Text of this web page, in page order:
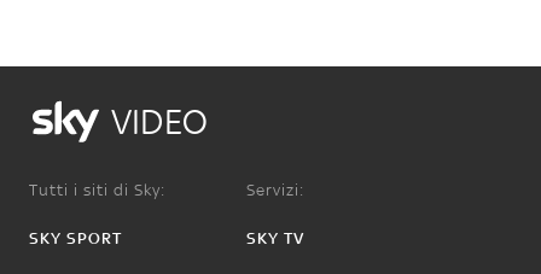
VIDEO
Tutti i siti di Sky:
SKY SPORT
Servizi:
SKY TV